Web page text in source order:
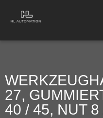
27,
40 / 45, NUT 8